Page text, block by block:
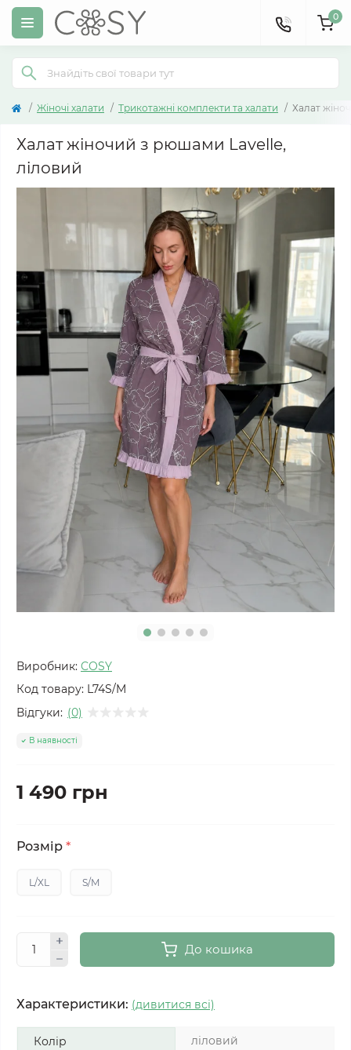
0
Жіночі халати Трикотажні комплекти та халати Халат
Халат жіночий з рюшами Lavelle,
ліловий
Виробник: COSY
Код товару: L74S/M
Відгуки: (0)
В наявності
1 490 грн
Розмір *
L/XL S/M
До кошика
Характеристики: (дивитися всі)
Колір ліловий